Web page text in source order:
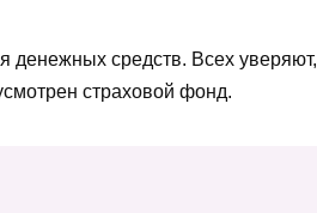
денежных средств. Всех уверяют,
страховой фонд.